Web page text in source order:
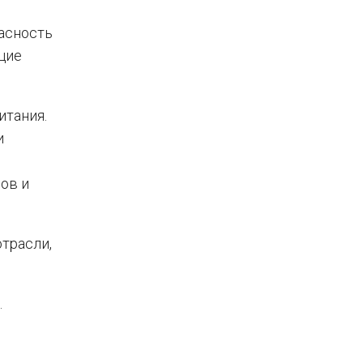
и